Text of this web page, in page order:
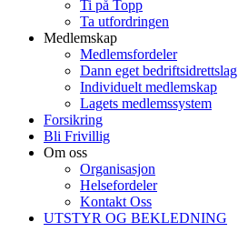
Ti på Topp
Ta utfordringen
Medlemskap
Medlemsfordeler
Dann eget bedriftsidrettslag
Individuelt medlemskap
Lagets medlemssystem
Forsikring
Bli Frivillig
Om oss
Organisasjon
Helsefordeler
Kontakt Oss
UTSTYR OG BEKLEDNING